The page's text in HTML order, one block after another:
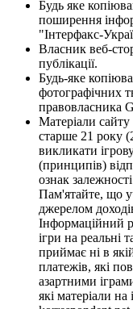
Будь яке
поширення
"Інтерфакс-
Власник веб-
публікації.
Будь-яке
фотографічних
правовласника
Матеріали сайту
старше 21 року
викликати
(принципів)
ознак
Пам'ятайте, що
джерелом
Інформаційний
ігри на реальні
приймає ні в
платежів, які
азартними
які матеріали